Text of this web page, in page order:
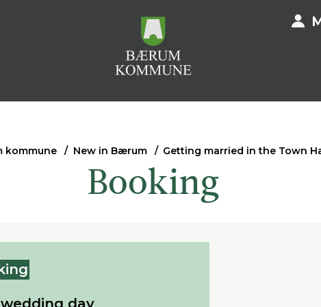
kommune New in Bærum Getting married in the Town
Booking